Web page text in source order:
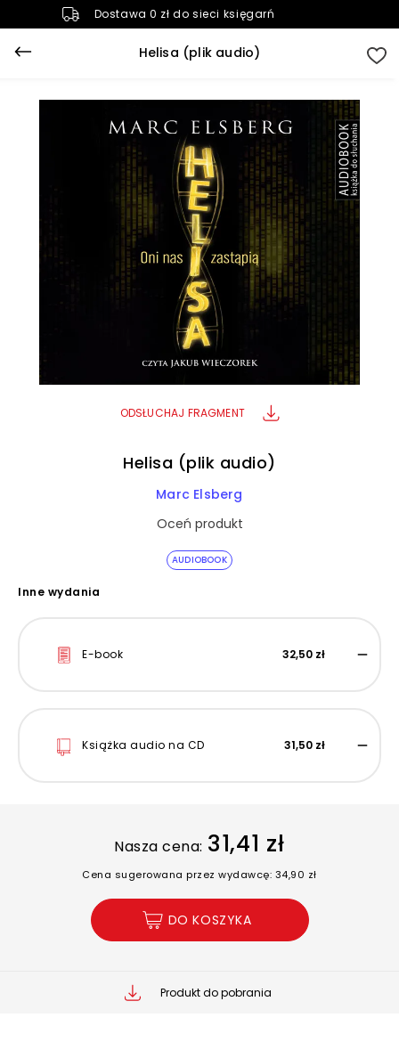
Dostawa 0 zł do sieci księgarń
Helisa (plik audio)
ODSŁUCHAJ FRAGMENT
AUDIOBOOK
Helisa (plik audio)
Marc Elsberg
Oceń produkt
Inne wydania
E-book 32,50 zł
Książka audio na CD 31,50 zł
Nasza cena: 31,41 zł
Cena sugerowana przez wydawcę: 34,90 zł
DO KOSZYKA
Produkt do pobrania